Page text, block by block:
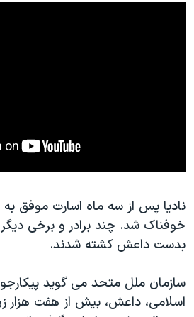
نادیا پس از سه ماه اسارت موفق به
خوفناک شد. چند برادر و برخی دیگر
بدست داعش کشته شدند.
سازمان ملل متحد می گوید
اسلامی، داعش، بیش از هفت هزار